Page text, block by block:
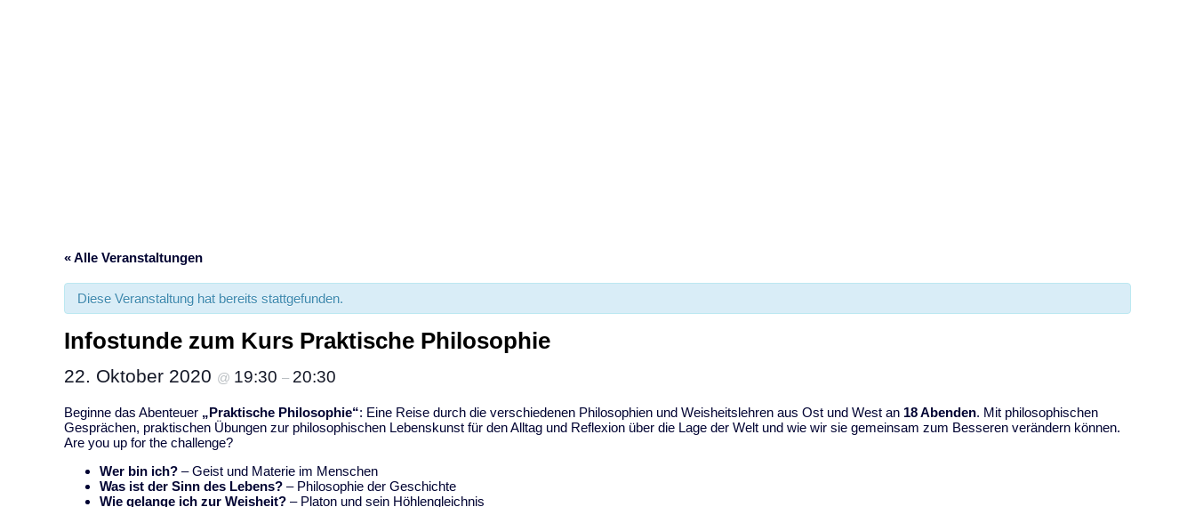
« Alle Veranstaltungen
Diese Veranstaltung hat bereits stattgefunden.
Infostunde zum Kurs Praktische Philosophie
22. Oktober 2020 @ 19:30 – 20:30
Beginne das Abenteuer „Praktische Philosophie“: Eine Reise durch die verschiedenen Philosophien und Weisheitslehren aus Ost und West an 18 Abenden. Mit philosophischen
Gesprächen, praktischen Übungen zur philosophischen Lebenskunst für den Alltag und Reflexion über die Lage der Welt und wie wir sie gemeinsam zum Besseren verändern können.
Are you up for the challenge?
Wer bin ich? – Geist und Materie im Menschen
Was ist der Sinn des Lebens? – Philosophie der Geschichte
Wie gelange ich zur Weisheit? – Platon und sein Höhlengleichnis